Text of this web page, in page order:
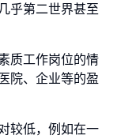
乎第二世界甚至
质工作岗位的情
院、企业等的盈
较低，例如在一